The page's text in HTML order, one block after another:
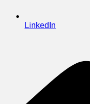
LinkedIn